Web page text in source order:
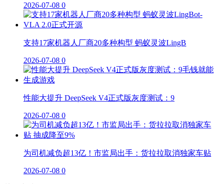
2026-07-08 0
支持17家机器人厂商20多种构型 蚂蚁灵波LingB
2026-07-08 0
性能大提升 DeepSeek V4正式版灰度测试：9
2026-07-08 0
为司机减负超13亿！市监局出手：货拉拉取消独家车贴
2026-07-08 0